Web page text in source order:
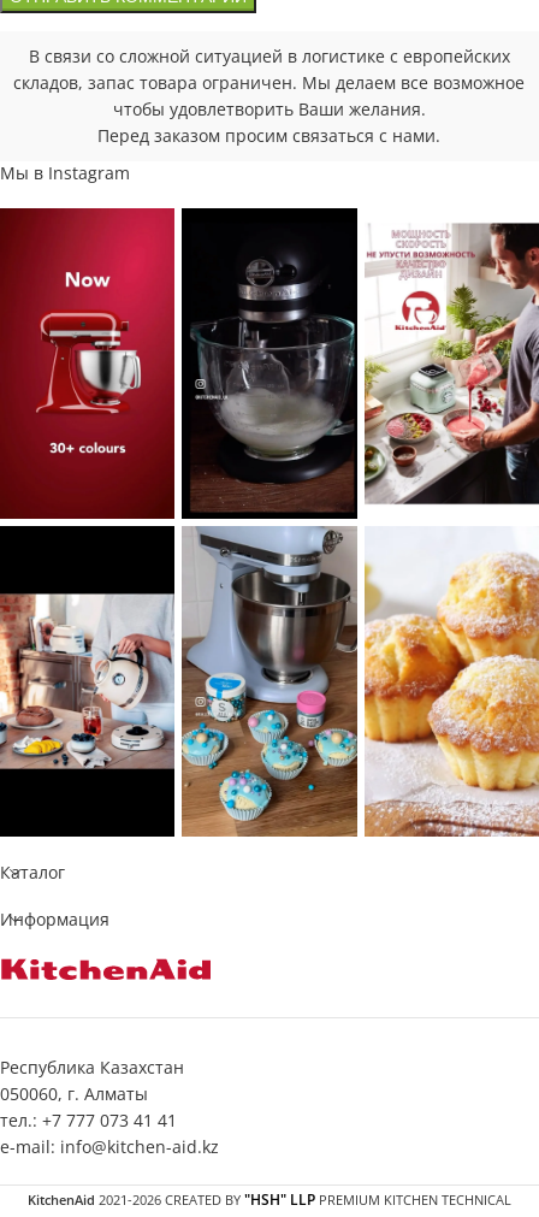
В связи со сложной ситуацией в логистике с европейских
складов, запас товара ограничен. Мы делаем все возможное
чтобы удовлетворить Ваши желания.
Перед заказом просим связаться с нами.
Мы в Instagram
Каталог
Информация
Республика Казахстан
050060, г. Алматы
тел.: +7 777 073 41 41
e-mail: info@kitchen-aid.kz
KitchenAid 2021-2026 CREATED BY "HSH" LLP PREMIUM KITCHEN TECHNICAL